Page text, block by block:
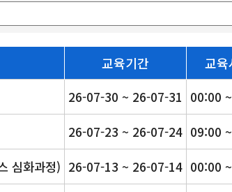
교육기간 교육
26-07-30 ~ 26-07-31 00:00
26-07-23 ~ 26-07-24 09:00
심화과정) 26-07-13 ~ 26-07-14 00:00